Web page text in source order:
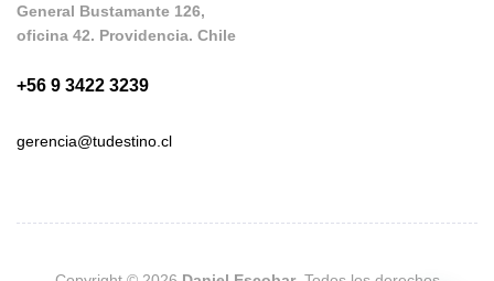
General Bustamante 126,
oficina 42. Providencia. Chile
+56 9 3422 3239
gerencia@tudestino.cl